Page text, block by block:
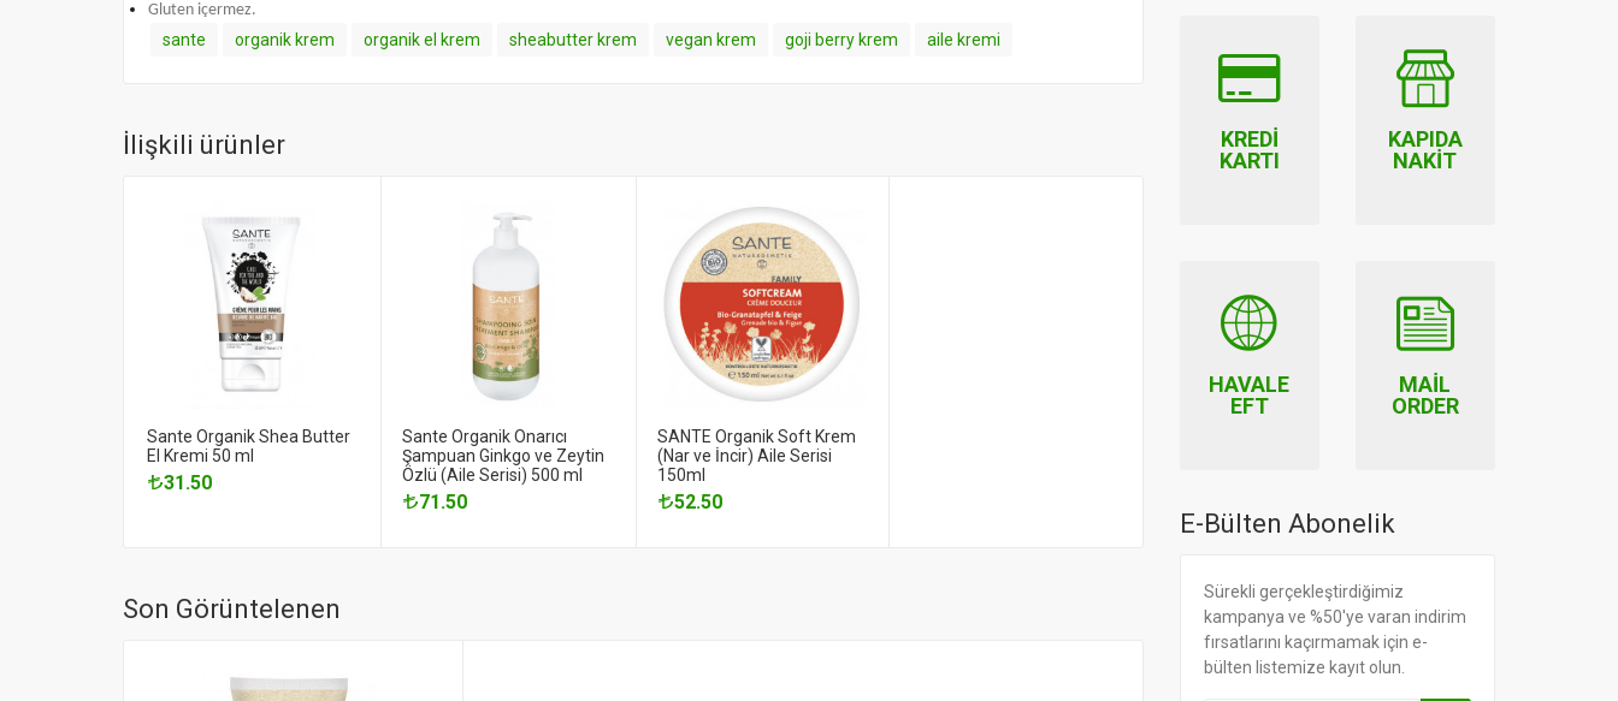
Gluten içermez.
sante organik krem organik el krem sheabutter krem vegan krem goji berry krem aile kremi
İlişkili ürünler
Sante Organik Shea Butter
El Kremi 50 ml
31.50
Sante Organik Onarıcı
Şampuan Ginkgo ve Zeytin
Özlü (Aile Serisi) 500 ml
71.50
SANTE Organik Soft Krem
(Nar ve İncir) Aile Serisi
150ml
52.50
Son Görüntelenen
KREDI
KARTI
KAPIDA
NAKIT
HAVALE
EFT
MAIL
ORDER
E-Bülten Abonelik
Sürekli gerçekleştirdiğimiz
kampanya ve %50'ye varan indirim
fırsatlarını kaçırmamak için e-
bülten listemize kayıt olun.